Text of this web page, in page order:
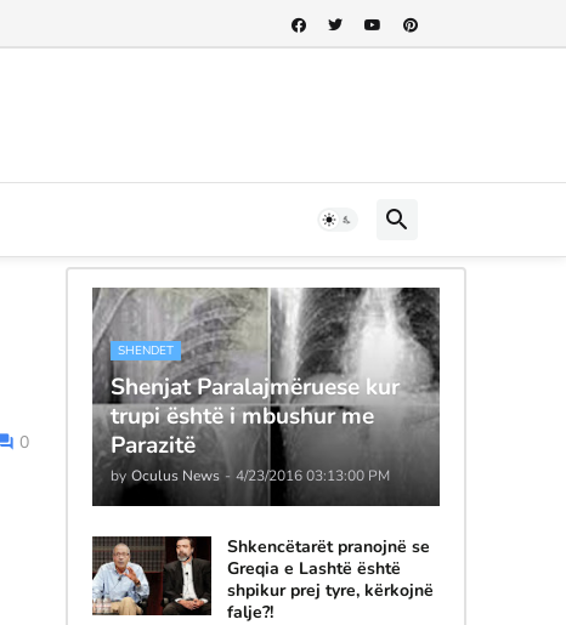
0
SHENDET
Shenjat Paralajmëruese kur
trupi është i mbushur me
Parazitë
by Oculus News - 4/23/2016 03:13:00 PM
Shkencëtarët pranojnë se
Greqia e Lashtë është
shpikur prej tyre, kërkojnë
falje?!